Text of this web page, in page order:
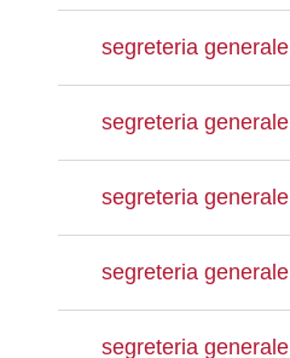
segreteria generale
segreteria generale
segreteria generale
segreteria generale
segreteria generale